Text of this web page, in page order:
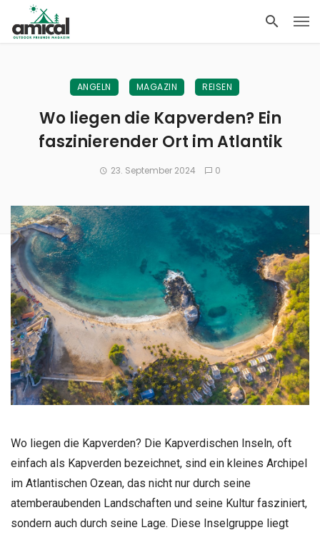
ANGELN MAGAZIN REISEN
Wo liegen die Kapverden? Ein
faszinierender Ort im Atlantik
23. September 2024 0
Wo liegen die Kapverden? Die Kapverdischen Inseln, oft
einfach als Kapverden bezeichnet, sind ein kleines Archipel
im Atlantischen Ozean, das nicht nur durch seine
atemberaubenden Landschaften und seine Kultur fasziniert,
sondern auch durch seine Lage. Diese Inselgruppe liegt